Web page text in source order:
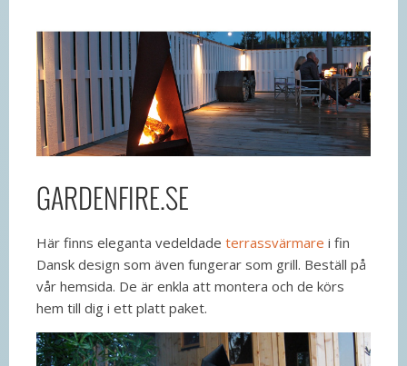
GARDENFIRE.SE
Här finns eleganta vedeldade terrassvärmare i fin
Dansk design som även fungerar som grill. Beställ på
vår hemsida. De är enkla att montera och de körs
hem till dig i ett platt paket.